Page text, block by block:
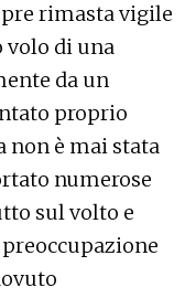
rimasta vigile
volo di una
da un
proprio
non è mai stata
numerose
sul volto e